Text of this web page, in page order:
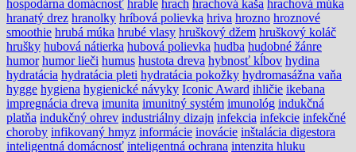
hospodárna domácnosť hrable hrach hrachová kaša hrachová múka
hranatý drez hranolky hríbová polievka hriva hrozno hroznové
smoothie hrubá múka hrubé vlasy hruškový džem hruškový koláč
hrušky hubová nátierka hubová polievka hudba hudobné žánre
humor humor lieči humus hustota dreva hybnosť kĺbov hydina
hydratácia hydratácia pleti hydratácia pokožky hydromasážna vaňa
hygge hygiena hygienické návyky Iconic Award ihličie ikebana
impregnácia dreva imunita imunitný systém imunológ indukčná
platňa indukčný ohrev industriálny dizajn infekcia infekcie infekčné
choroby infikovaný hmyz informácie inovácie inštalácia digestora
inteligentná domácnosť inteligentná ochrana intenzita hluku